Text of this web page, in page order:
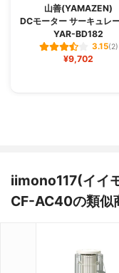
山善(YAMAZEN)
DCモーター サーキュレ
YAR-BD182
3.15(2)
¥9,702
iimono117(イイ
CF-AC40の類似